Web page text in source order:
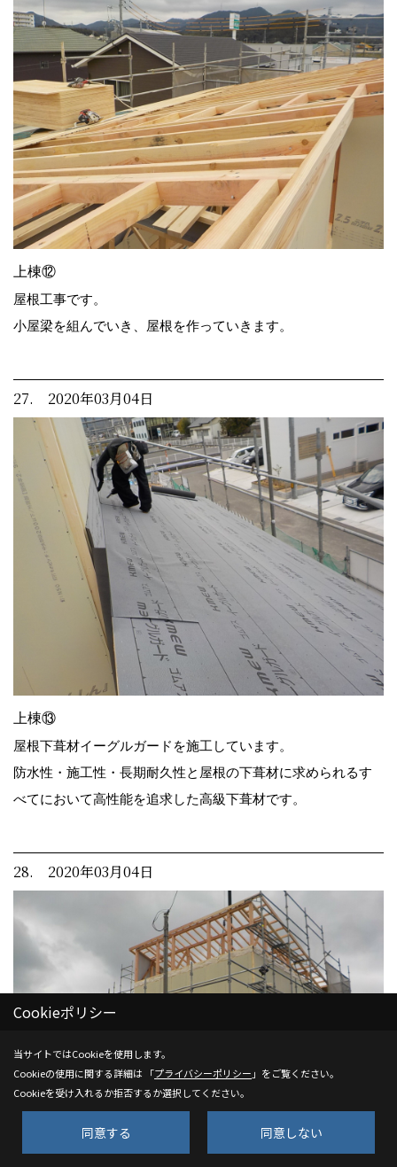
上棟⑫
屋根工事です。
小屋梁を組んでいき、屋根を作っていきます。
27. 2020年03月04日
上棟⑬
屋根下葺材イーグルガードを施工しています。
防水性・施工性・長期耐久性と屋根の下葺材に求められるす
べてにおいて高性能を追求した高級下葺材です。
28. 2020年03月04日
Cookieポリシー
当サイトではCookieを使用します。
Cookieの使用に関する詳細は 「プライバシーポリシー 」をご覧ください。
Cookieを受け入れるか拒否するか選択してください。
同意する 同意しない